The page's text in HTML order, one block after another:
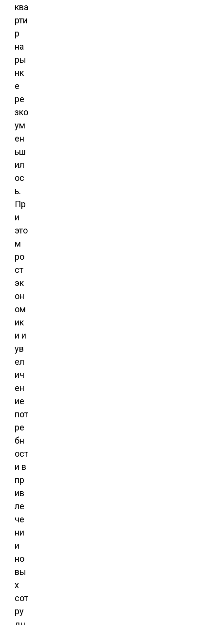
ква
рти
р
на
ры
нк
е
ре
зко
ум
ен
ьш
ил
ос
ь.
Пр
и
это
м
ро
ст
эк
он
ом
ик
и и
ув
ел
ич
ен
ие
пот
ре
бн
ост
и в
пр
ив
ле
че
ни
и
но
вы
х
сот
ру